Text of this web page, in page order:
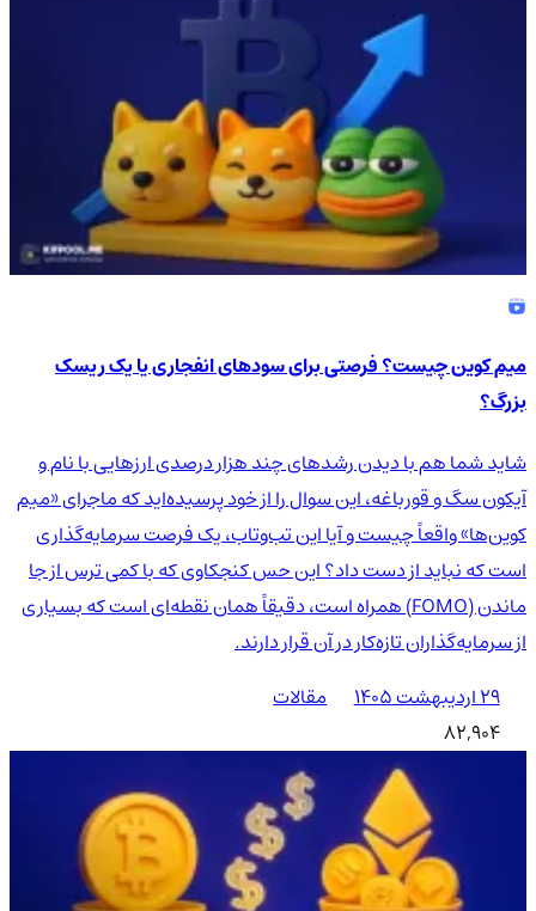
میم کوین چیست؟ فرصتی برای سودهای انفجاری یا یک ریسک
بزرگ؟
شاید شما هم با دیدن رشدهای چند هزار درصدی ارزهایی با نام و
آیکون سگ و قورباغه، این سوال را از خود پرسیده‌اید که ماجرای «میم
کوین‌ها» واقعاً چیست و آیا این تب‌وتاب، یک فرصت سرمایه‌گذاری
است که نباید از دست داد؟ این حس کنجکاوی که با کمی ترس از جا
ماندن (FOMO) همراه است، دقیقاً همان نقطه‌ای است که بسیاری
از سرمایه‌گذاران تازه‌کار در آن قرار دارند.
۲۹ اردیبهشت ۱۴۰۵
مقالات
82,904